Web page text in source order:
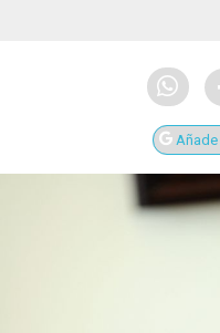
Añade